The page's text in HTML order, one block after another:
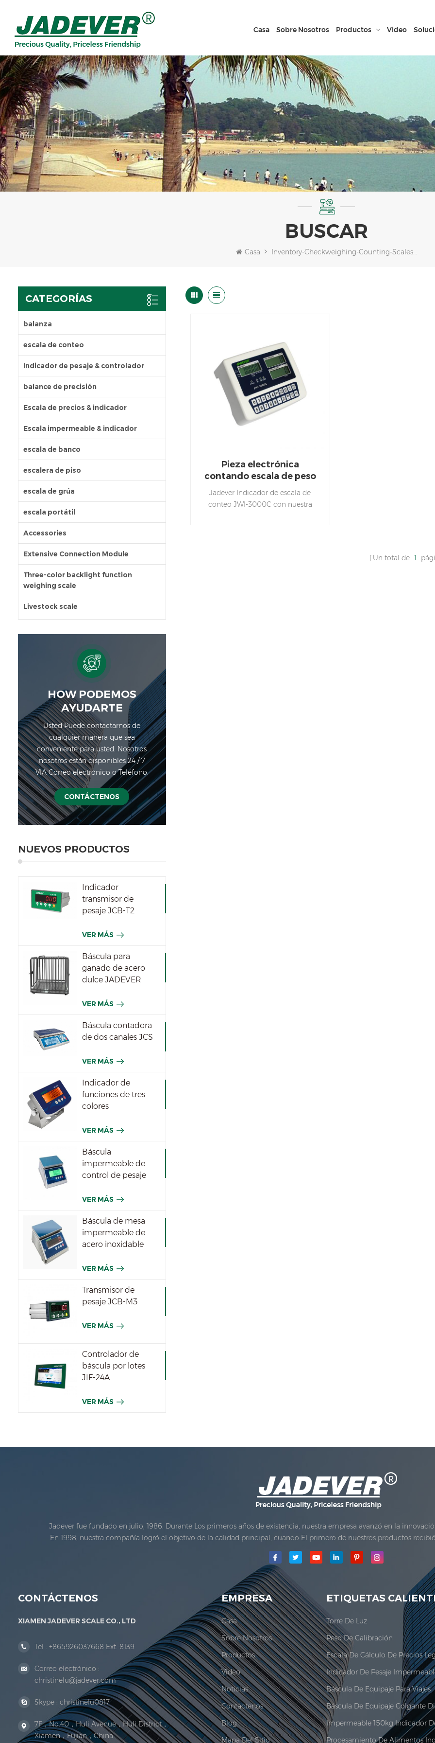
Casa Sobre Nosotros Productos Video
BUSCAR
Casa Inventory-Checkweighing-Counting-Scales-Indicator
CATEGORÍAS
balanza
escala de conteo
Indicador de pesaje & controlador
balance de precisión
Escala de precios & indicador
Escala impermeable & indicador
escala de banco
escalera de piso
escala de grúa
escala portátil
Accessories
Extensive Connection Module
Three-color backlight function
weighing scale
Livestock scale
HOW PODEMOS
AYUDARTE
Usted Puede contactarnos de
cualquier manera que sea
conveniente para usted. Nosotros
nosotros están disponibles 24 / 7
VIA Correo electrónico o Teléfono.
CONTÁCTENOS
NUEVOS PRODUCTOS
Indicador
transmisor de
pesaje JCB-T2
VER MÁS
Báscula para
ganado de acero
dulce JADEVER
VER MÁS
Báscula contadora
de dos canales JCS
VER MÁS
Indicador de
funciones de tres
colores
531T
VER MÁS
Báscula
impermeable de
control de pesaje
industria
VER MÁS
Báscula de mesa
impermeable de
acero inoxidable
VER MÁS
Transmisor de
pesaje JCB-M3
VER MÁS
Controlador de
báscula por lotes
JIF-24A
VER MÁS
Pieza electrónica
contando escala de peso
para envases
Jadever Indicador de escala de
conteo JWI-3000C con nuestra
Un total de 1
Jadever fue fundado en julio, 1986. Durante Los primeros años de existencia, nuestra empresa avanzó en la
En 1998, nuestra compañía logró el objetivo de la calidad principal, cuando El primero de nuestros productos
metrología legal. en 1999, xiamen Jadever Escala Co., Ltd.se estableció El área de producción principal para
adquir...
CONTÁCTENOS
XIAMEN JADEVER SCALE CO., LTD
Tel : +865926037668 Ext. 8139
Correo electrónico :
christinelu@jadever.com
Skype : christinelu0817
7F，No.40，Huli Avenue，Huli District，
Xiamen，Fujian，China
EMPRESA
Casa
Sobre Nosotros
Productos
Video
Noticias
Contáctenos
Blog
Mapa Del Sitio
ETIQUETAS
Torre De Luz
Peso De Calibración
Báscula De Equipaje Para Viajes